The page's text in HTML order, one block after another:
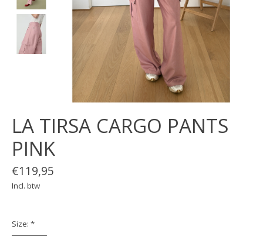
LA TIRSA CARGO PANTS
PINK
€119,95
Incl. btw
Size: *